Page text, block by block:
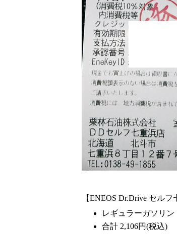
【ENEOS Dr.Drive セルフ
レギュラーガソリ
合計 2,106円(税込)